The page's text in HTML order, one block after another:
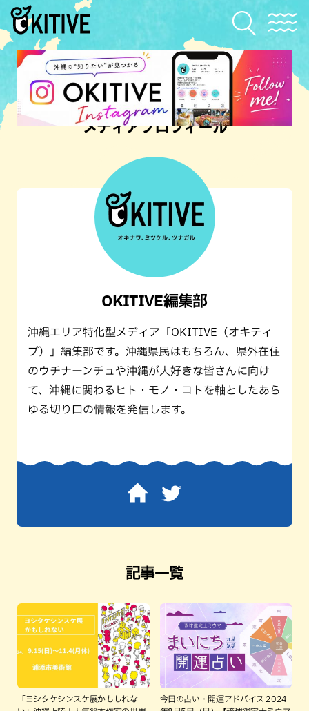
メディアプロフィール
OKITIVE編集部
沖縄エリア特化型メディア「OKITIVE（オキティ
ブ）」編集部です。沖縄県民はもちろん、県外在住
のウチナーンチュや沖縄が大好きな皆さんに向け
て、沖縄に関わるヒト・モノ・コトを軸としたあら
ゆる切り口の情報を発信します。
記事一覧
「ヨシタケシンスケ展かもしれな
今日の占い・開運アドバイス 2024